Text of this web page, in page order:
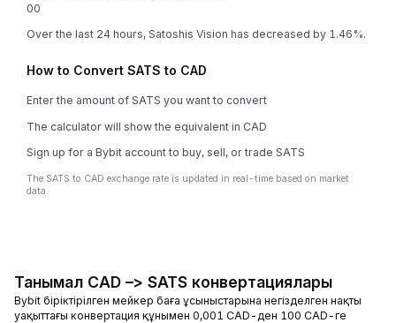
00
Over the last 24 hours, Satoshis Vision has decreased by 1.46%.
How to Convert SATS to CAD
Enter the amount of SATS you want to convert
The calculator will show the equivalent in CAD
Sign up for a Bybit account to buy, sell, or trade SATS
The SATS to CAD exchange rate is updated in real-time based on market
data.
Танымал CAD –> SATS конвертациялары
Bybit біріктірілген мейкер баға ұсыныстарына негізделген нақты
уақыттағы конвертация құнымен 0,001 CAD-ден 100 CAD-ге